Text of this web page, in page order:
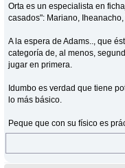
Orta es un especialista en
casados": Mariano,
A la espera de Adams.., que
categoría de, al menos,
jugar en primera.
Idumbo es verdad que tiene
lo más básico.
Peque que con su físico es